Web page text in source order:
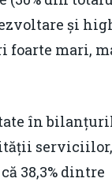
și
foarte mari,
în
serviciilor,
38,3% dintre